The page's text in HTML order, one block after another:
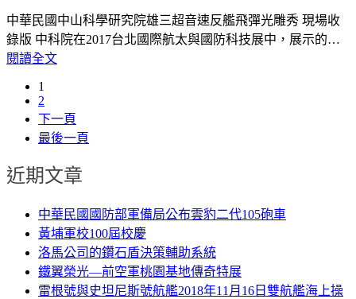
中華民國中山科學研究院雄三超音速反艦飛彈光雕秀 現場收
錄版 中科院在2017台北國際航太與國防科技展中，展示的…
閱讀全文
1
2
下一頁
最後一頁
近期文章
中華民國國防部軍備局公布雲豹二代105砲車
黃埔軍校100屆校慶
洛馬公司的鑽石盾決策輔助系統
鐵翼榮光—前空軍桃園基地傳奇特展
雷根號與史坦尼斯號航艦2018年11月16日雙航艦海上操